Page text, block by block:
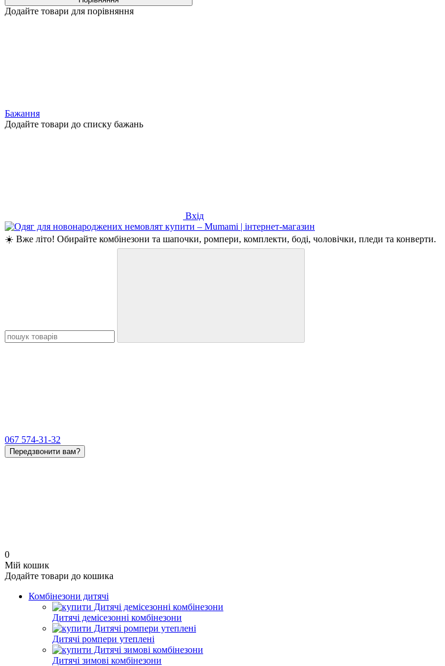
Додайте товари для порівняння
Бажання
Додайте товари до списку бажань
Вхід
☀️ Вже літо! Обирайте комбінезони та шапочки, ромпери, комплекти, боді, чоловічки, пледи та конверти.
067 574-31-32
Передзвонити вам?
0
Мій кошик
Додайте товари до кошика
Комбінезони дитячі
Дитячі демісезонні комбінезони
Дитячі ромпери утеплені
Дитячі зимові комбінезони